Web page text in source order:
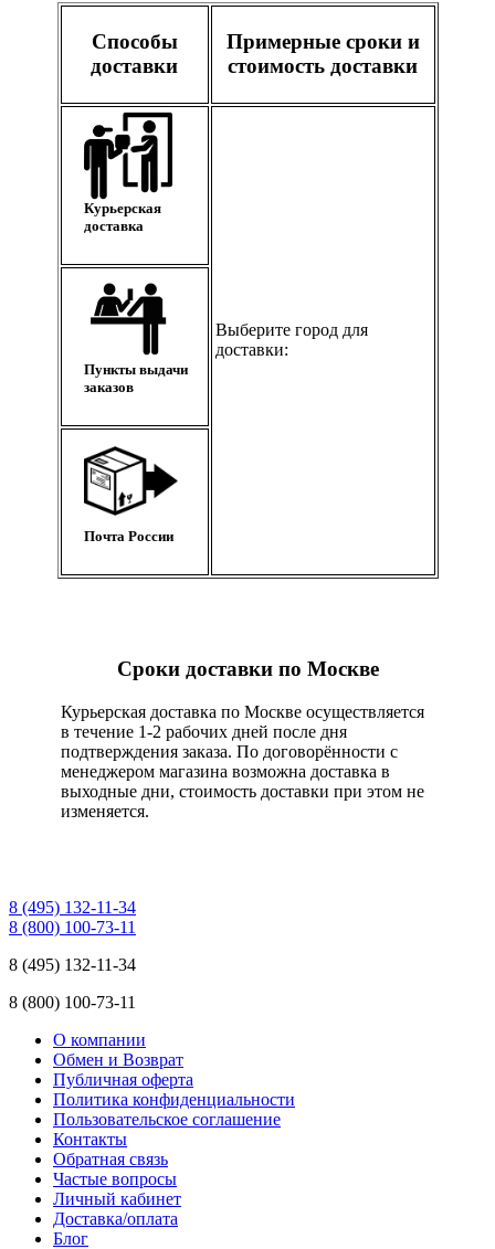
Способы
доставки
Примерные сроки и
стоимость доставки
Курьерская
доставка
Выберите город для
доставки:
Пункты выдачи
заказов
Почта России
Сроки доставки по Москве
Курьерская доставка по Москве осуществляется
в течение 1-2 рабочих дней после дня
подтверждения заказа. По договорённости с
менеджером магазина возможна доставка в
выходные дни, стоимость доставки при этом не
изменяется.
8 (495) 132-11-34
8 (800) 100-73-11
8 (495) 132-11-34
8 (800) 100-73-11
О компании
Обмен и Возврат
Публичная оферта
Политика конфиденциальности
Пользовательское соглашение
Контакты
Обратная связь
Частые вопросы
Личный кабинет
Доставка/оплата
Блог